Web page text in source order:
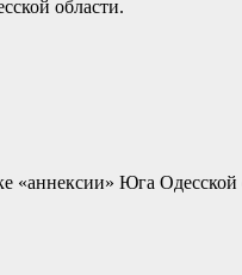
области.
«аннексии» Юга Одесской